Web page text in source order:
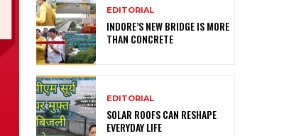
EDITORIAL
INDORE’S NEW BRIDGE IS MORE
THAN CONCRETE
EDITORIAL
SOLAR ROOFS CAN RESHAPE
EVERYDAY LIFE